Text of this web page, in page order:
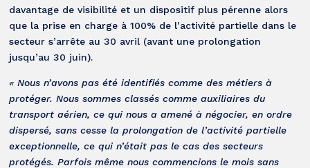
davantage de visibilité et un dispositif plus pérenne alors
que la prise en charge à 100% de l’activité partielle dans le
secteur s’arrête au 30 avril (avant une prolongation
jusqu’au 30 juin).
« Nous n’avons pas été identifiés comme des métiers à
protéger. Nous sommes classés comme auxiliaires du
transport aérien, ce qui nous a amené à négocier, en ordre
dispersé, sans cesse la prolongation de l’activité partielle
exceptionnelle, ce qui n’était pas le cas des secteurs
protégés. Parfois même nous commencions le mois sans